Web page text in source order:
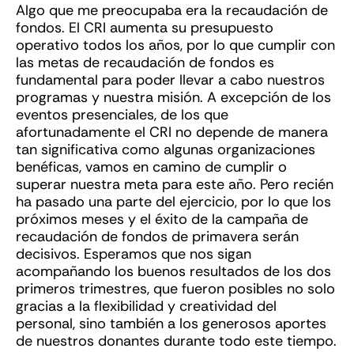
Algo que me preocupaba era la recaudación de
fondos. El CRI aumenta su presupuesto
operativo todos los años, por lo que cumplir con
las metas de recaudación de fondos es
fundamental para poder llevar a cabo nuestros
programas y nuestra misión. A excepción de los
eventos presenciales, de los que
afortunadamente el CRI no depende de manera
tan significativa como algunas organizaciones
benéficas, vamos en camino de cumplir o
superar nuestra meta para este año. Pero recién
ha pasado una parte del ejercicio, por lo que los
próximos meses y el éxito de la campaña de
recaudación de fondos de primavera serán
decisivos. Esperamos que nos sigan
acompañando los buenos resultados de los dos
primeros trimestres, que fueron posibles no solo
gracias a la flexibilidad y creatividad del
personal, sino también a los generosos aportes
de nuestros donantes durante todo este tiempo.